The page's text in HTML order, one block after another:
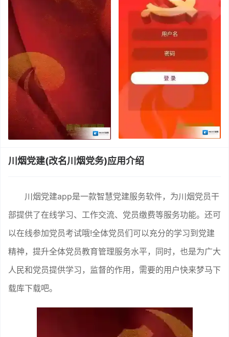
川烟党建(改名川烟党务)应用介绍
川烟党建app是一款智慧党建服务软件，为川烟党员干
部提供了在线学习、工作交流、党员缴费等服务功能。还可
以在线参加党员考试哦!全体党员们可以充分的学习到党建
精神，提升全体党员教育管理服务水平，同时，也是为广大
人民和党员提供学习，监督的作用，需要的用户快来梦马下
载库下载吧。